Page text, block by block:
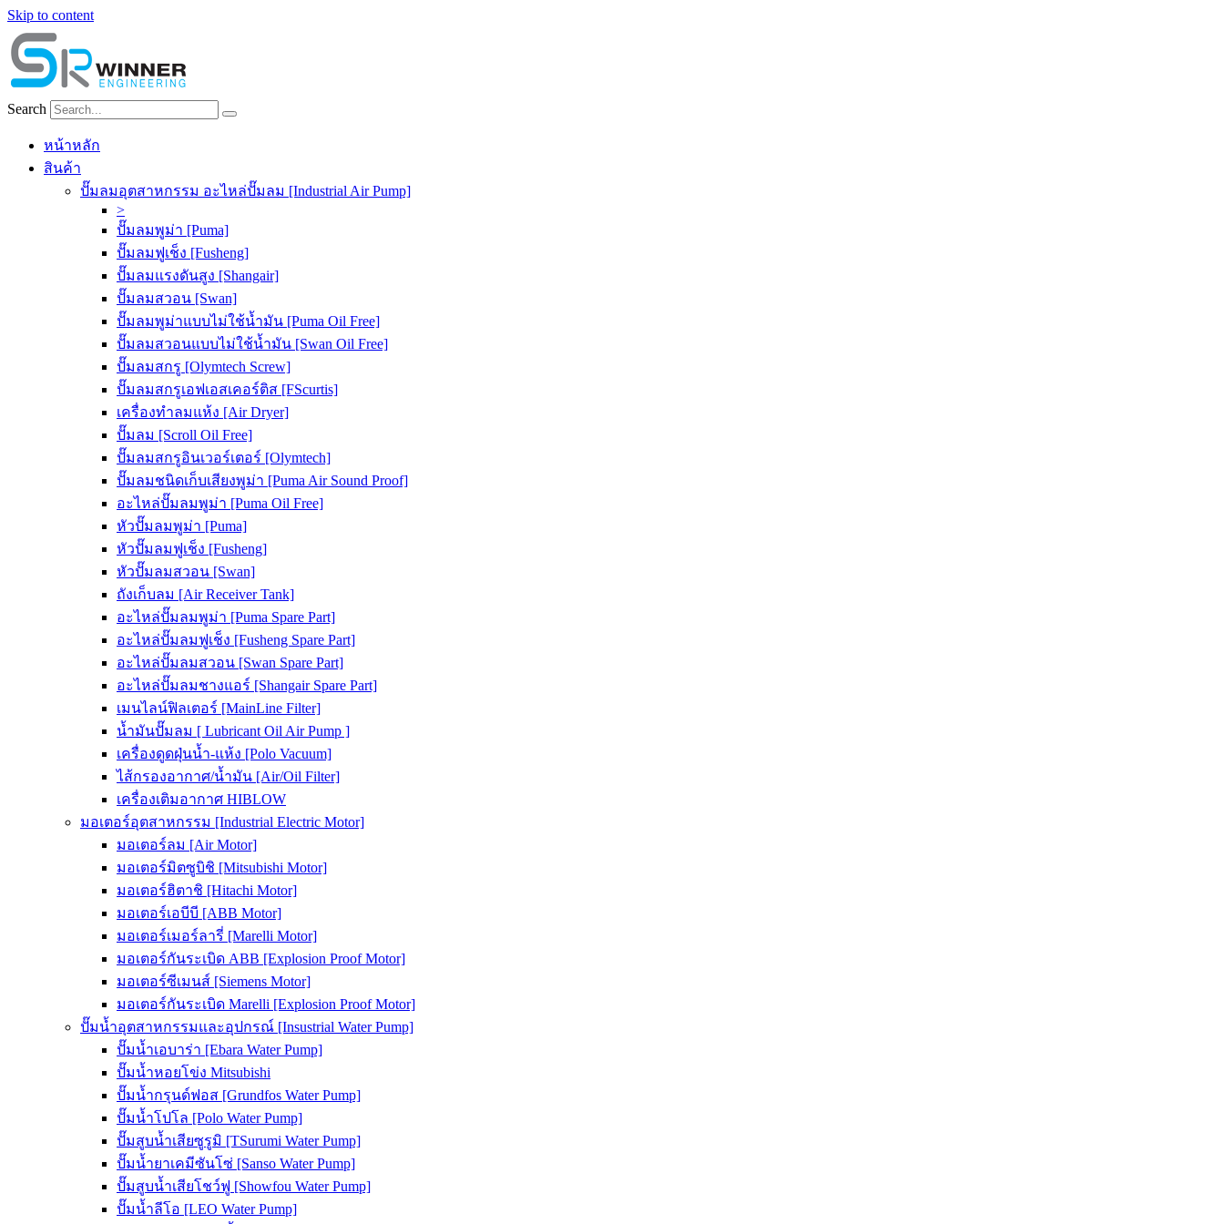
Skip to content
Search
หน้าหลัก
สินค้า
ปั๊มลมอุตสาหกรรม อะไหล่ปั๊มลม [Industrial Air Pump]
>
ปั๊มลมพูม่า [Puma]
ปั๊มลมฟูเช็ง [Fusheng]
ปั๊มลมแรงดันสูง [Shangair]
ปั๊มลมสวอน [Swan]
ปั๊มลมพูม่าแบบไม่ใช้น้ำมัน [Puma Oil Free]
ปั๊มลมสวอนแบบไม่ใช้น้ำมัน [Swan Oil Free]
ปั๊มลมสกรู [Olymtech Screw]
ปั๊มลมสกรูเอฟเอสเคอร์ติส [FScurtis]
เครื่องทำลมแห้ง [Air Dryer]
ปั๊มลม [Scroll Oil Free]
ปั๊มลมสกรูอินเวอร์เตอร์ [Olymtech]
ปั๊มลมชนิดเก็บเสียงพูม่า [Puma Air Sound Proof]
อะไหล่ปั๊มลมพูม่า [Puma Oil Free]
หัวปั๊มลมพูม่า [Puma]
หัวปั๊มลมฟูเช็ง [Fusheng]
หัวปั๊มลมสวอน [Swan]
ถังเก็บลม [Air Receiver Tank]
อะไหล่ปั๊มลมพูม่า [Puma Spare Part]
อะไหล่ปั๊มลมฟูเช็ง [Fusheng Spare Part]
อะไหล่ปั๊มลมสวอน [Swan Spare Part]
อะไหล่ปั๊มลมชางแอร์ [Shangair Spare Part]
เมนไลน์ฟิลเตอร์ [MainLine Filter]
น้ำมันปั๊มลม [ Lubricant Oil Air Pump ]
เครื่องดูดฝุ่นน้ำ-แห้ง [Polo Vacuum]
ไส้กรองอากาศ/น้ำมัน [Air/Oil Filter]
เครื่องเติมอากาศ HIBLOW
มอเตอร์อุตสาหกรรม [Industrial Electric Motor]
มอเตอร์ลม [Air Motor]
มอเตอร์มิตซูบิชิ [Mitsubishi Motor]
มอเตอร์ฮิตาชิ [Hitachi Motor]
มอเตอร์เอบีบี [ABB Motor]
มอเตอร์เมอร์ลารี่ [Marelli Motor]
มอเตอร์กันระเบิด ABB [Explosion Proof Motor]
มอเตอร์ซีเมนส์ [Siemens Motor]
มอเตอร์กันระเบิด Marelli [Explosion Proof Motor]
ปั๊มน้ำอุตสาหกรรมและอุปกรณ์ [Insustrial Water Pump]
ปั๊มน้ำเอบาร่า [Ebara Water Pump]
ปั๊มน้ำหอยโข่ง Mitsubishi
ปั๊มน้ำกรุนด์ฟอส [Grundfos Water Pump]
ปั๊มน้ำโปโล [Polo Water Pump]
ปั๊มสูบน้ำเสียซูรูมิ [TSurumi Water Pump]
ปั๊มน้ำยาเคมีซันโซ่ [Sanso Water Pump]
ปั๊มสูบน้ำเสียโชว์ฟู [Showfou Water Pump]
ปั๊มน้ำลีโอ [LEO Water Pump]